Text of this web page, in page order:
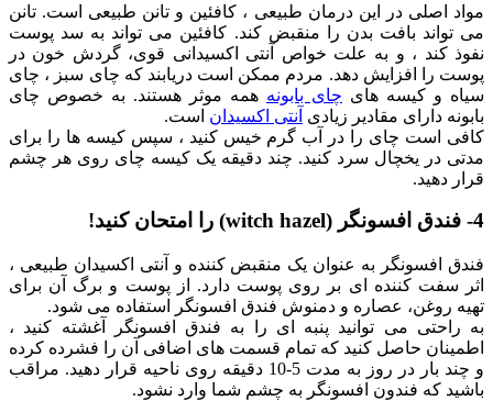
مواد اصلی در این درمان طبیعی ، کافئین و تانن طبیعی است. تانن
می تواند بافت بدن را منقبض کند. کافئین می تواند به سد پوست
نفوذ کند ، و به علت خواص آنتی اکسیدانی قوی، گردش خون در
پوست را افزایش دهد. مردم ممکن است دریابند که چای سبز ، چای
سیاه و کیسه های چای بابونه همه موثر هستند. به خصوص چای
بابونه دارای مقادیر زیادی آنتی اکسیدان است.
کافی است چای را در آب گرم خیس کنید ، سپس کیسه ها را برای
مدتی در یخچال سرد کنید. چند دقیقه یک کیسه چای روی هر چشم
قرار دهید.
4- فندق افسونگر (witch hazel) را امتحان کنید!
فندق افسونگر به عنوان یک منقبض کننده و آنتی اکسیدان طبیعی ،
اثر سفت کننده ای بر روی پوست دارد. از پوست و برگ آن برای
تهیه روغن، عصاره و دمنوش فندق افسونگر استفاده می شود.
به راحتی می توانید پنبه ای را به فندق افسونگر آغشته کنید ،
اطمینان حاصل کنید که تمام قسمت های اضافی آن را فشرده کرده
و چند بار در روز به مدت 5-10 دقیقه روی ناحیه قرار دهید. مراقب
باشید که فندون افسونگر به چشم شما وارد نشود.